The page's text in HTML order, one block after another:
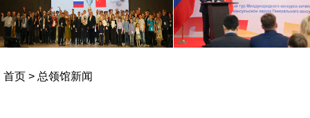
首页 > 总领馆新闻